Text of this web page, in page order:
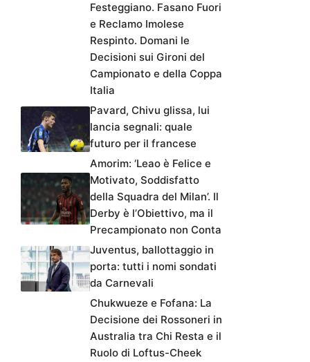
Festeggiano. Fasano Fuori
e Reclamo Imolese
Respinto. Domani le
Decisioni sui Gironi del
Campionato e della Coppa
Italia
Pavard, Chivu glissa, lui
lancia segnali: quale
futuro per il francese
Amorim: ‘Leao è Felice e
Motivato, Soddisfatto
della Squadra del Milan’. Il
Derby è l’Obiettivo, ma il
Precampionato non Conta
Juventus, ballottaggio in
porta: tutti i nomi sondati
da Carnevali
Chukwueze e Fofana: La
Decisione dei Rossoneri in
Australia tra Chi Resta e il
Ruolo di Loftus-Cheek